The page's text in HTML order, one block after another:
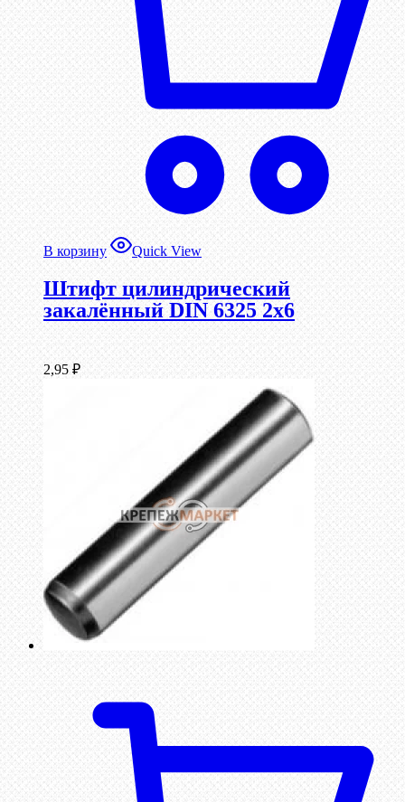
В корзину Quick View
Штифт цилиндрический
закалённый DIN 6325 2х6
2,95 ₽